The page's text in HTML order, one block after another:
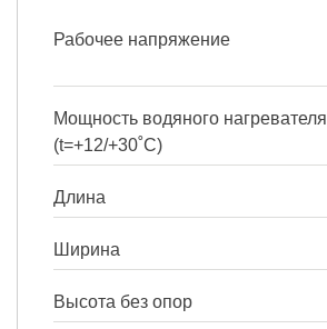
Рабочее напряжение
Мощность водяного нагревателя
(t=+12/+30˚С)
Длина
Ширина
Высота без опор